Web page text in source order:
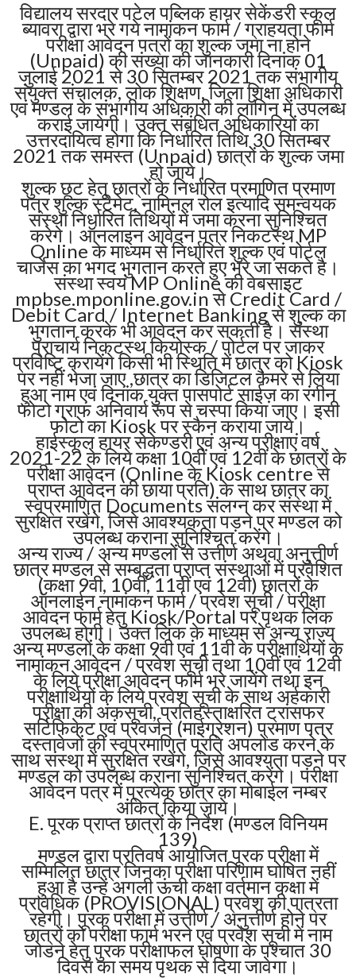
विद्यालय सरदार पटेल पब्लिक हायर सेकेंडरी स्कूल
ब्यावरा द्वारा भरे गये नामांकन फार्म / ग्राहयता फार्म
परीक्षा आवेदन पत्रों का शुल्क जमा ना होने
(Unpaid) की संख्या की जानकारी दिनांक 01
जुलाई 2021 से 30 सितम्बर 2021 तक संभागीय
संयुक्त संचालक, लोक शिक्षण, जिला शिक्षा अधिकारी
एवं मण्डल के संभागीय अधिकारी की लॉगिन में उपलब्ध
कराई जायेगी। उक्त संबंधित अधिकारियों का
उत्तरदायित्व होगा कि निर्धारित तिथि 30 सितम्बर
2021 तक समस्त (Unpaid) छात्रों के शुल्क जमा
हो जाये।
शुल्क छूट हेतू छात्रों के निर्धारित प्रमाणित प्रमाण
पत्र शुल्क स्टेमेट, नामिनल रोल इत्यादि समन्वयक
संस्था निर्धारित तिथियों में जमा करना सुनिश्चित
करेगे। ऑनलाइन आवेदन पत्र निकटस्थ MP
Online के माध्यम से निर्धारित शुल्क एवं पोर्टल
चार्जेस का भगद भुगतान करते हुए भरे जा सकते है।
संस्था स्वयं MP Online की वेबसाइट
mpbse.mponline.gov.in से Credit Card /
Debit Card / Internet Banking से शुल्क का
भुगतान करके भी आवेदन कर सकती है। संस्था
प्राचार्य निकटस्थ कियोस्क / पोर्टल पर जाकर
प्रविष्टि करायेंगे किसी भी स्थिति में छात्र को Kiosk
पर नहीं भेजा जाए ,छात्र का डिजिटल कैमरे से लिया
हुआ नाम एवं दिनांक युक्त पासपोर्ट साईज़ का रंगीन
फोटो ग्राफ अनिवार्य रूप से चस्पा किया जाए। इसी
फोटो का Kiosk पर स्कैन कराया जाये।
हाईस्कूल हायर सेकेण्डरी एवं अन्य परीक्षाएं वर्ष
2021-22 के लिये कक्षा 10वीं एवं 12वीं के छात्रों के
परीक्षा आवेदन (Online के Kiosk centre से
प्राप्त आवेदन की छाया प्रति) के साथ छात्र का
स्वप्रमाणित Documents संलग्न कर संस्था में
सुरक्षित रखेंगे, जिसे आवश्यकता पड़ने पर मण्डल को
उपलब्ध कराना सुनिश्चित करेंगे।
अन्य राज्य / अन्य मण्डलों से उत्तीर्ण अथवा अनुत्तीर्ण
छात्र मण्डल से सम्बद्धता प्राप्त संस्थाओं में प्रवेशित
(कक्षा 9वी, 10वीं, 11वीं एवं 12वी) छात्रों के
ऑनलाईन नामांकन फार्म / प्रवेश सूची / परीक्षा
आवेदन फार्म हेतु Kiosk/Portal पर पृथक लिंक
उपलब्ध होगी। उक्त लिंक के माध्यम से अन्य राज्य
अन्य मण्डलों के कक्षा 9वी एवं 11वी के परीक्षार्थियों के
नामांकन आवेदन / प्रवेश सूची तथा 10वीं एवं 12वी
के लिये परीक्षा आवेदन फार्म भरे जायेंगे तथा इन
परीक्षार्थियों के लिये प्रवेश सूची के साथ अर्हकारी
परीक्षा की अंकसूची, प्रतिहस्ताक्षरित ट्रांसफर
सर्टिफिकेट एवं प्रवर्जन (माईग्रेशन) प्रमाण पत्र
दस्तावेजों की स्वप्रमाणित प्रति अपलोड करने के
साथ संस्था में सुरक्षित रखेंगे, जिसे आवश्यता पड़ने पर
मण्डल को उपलब्ध कराना सुनिश्चित करेंगे। परीक्षा
आवेदन पत्र में प्रत्येक छात्र का मोबाईल नम्बर
अंकित किया जाये।
E. पूरक प्राप्त छात्रों के निर्देश (मण्डल विनियम
139)
मण्डल द्वारा प्रतिवर्ष आयोजित पूरक परीक्षा में
सम्मिलित छात्र जिनका परीक्षा परिणाम घोषित नहीं
हुआ है उन्हें अगली ऊंची कक्षा वर्तमान कक्षा में
प्रावधिक (PROVISIONAL) प्रवेश की पात्रता
रहेगी। पूरक परीक्षा में उत्तीर्ण / अनुत्तीर्ण होने पर
छात्रों को परीक्षा फार्म भरने एवं प्रवेश सूची में नाम
जोडने हेतु पुरक परीक्षाफल घोषणा के पश्चात 30
दिवस का समय पृथक से दिया जावेगा।